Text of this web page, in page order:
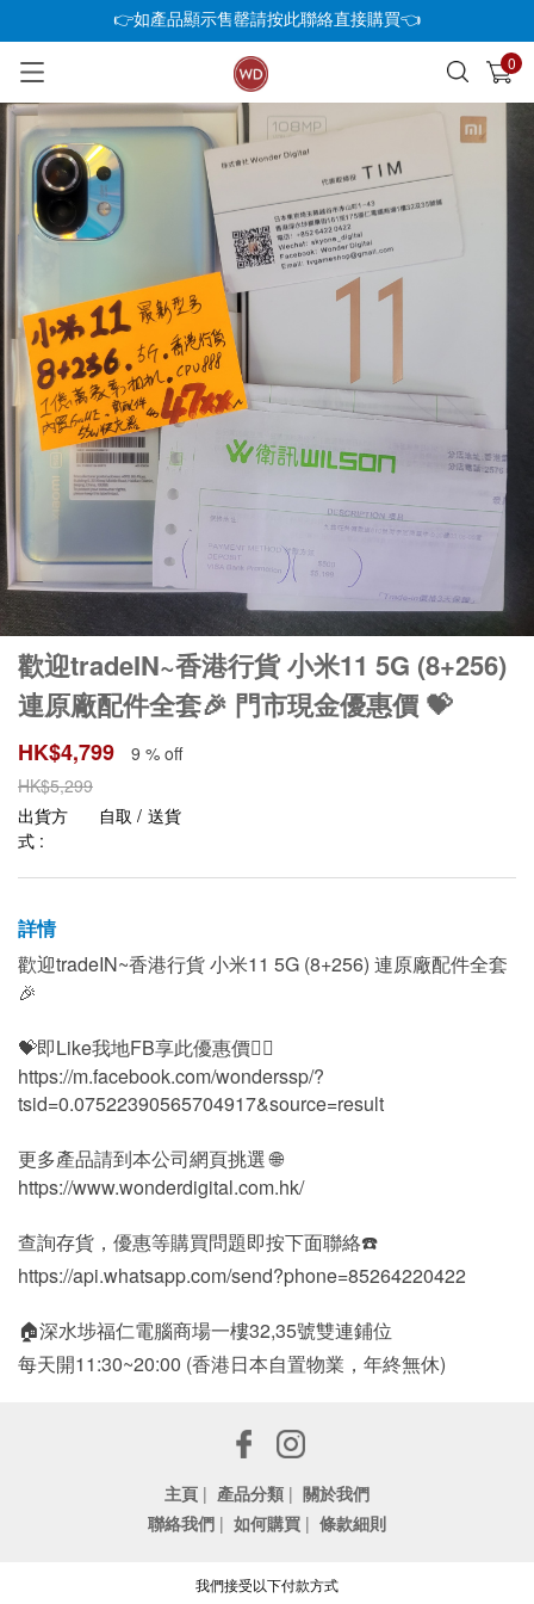
👉如產品顯示售罄請按此聯絡直接購買👈
0
已加入購物車 查看
歡迎tradeIN~香港行貨 小米11 5G (8+256)
連原廠配件全套🎉 門市現金優惠價 💝
HK$4,799
9 % off
HK$5,299
出貨方
式 :
自取 / 送貨
詳情
歡迎tradeIN~香港行貨 小米11 5G (8+256) 連原廠配件全套
🎉
💝即Like我地FB享此優惠價👍🏻
https://m.facebook.com/wonderssp/?
tsid=0.07522390565704917&source=result
更多產品請到本公司網頁挑選 🌐
https://www.wonderdigital.com.hk/
查詢存貨，優惠等購買問題即按下面聯絡☎️
https://api.whatsapp.com/send?phone=85264220422
🏠深水埗福仁電腦商場一樓32,35號雙連鋪位
每天開11:30~20:00 (香港日本自置物業，年終無休)
主頁 | 產品分類 | 關於我們
聯絡我們 | 如何購買 | 條款細則
我們接受以下付款方式